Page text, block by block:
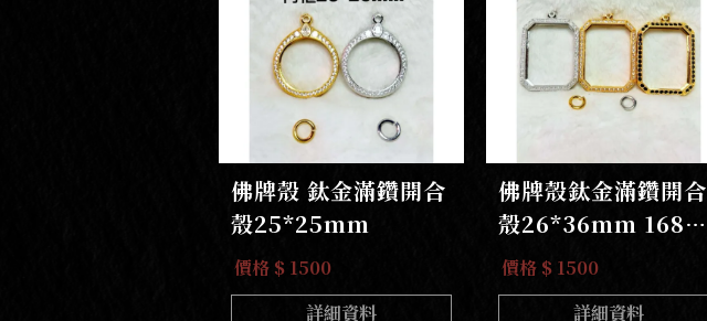
佛牌殼 鈦金滿鑽開合
殼25*25mm
價格 $ 1500
詳細資料
佛牌殼鈦金滿鑽開合
殼26*36mm 168帕
蒙巴干專用
價格 $ 1500
詳細資料